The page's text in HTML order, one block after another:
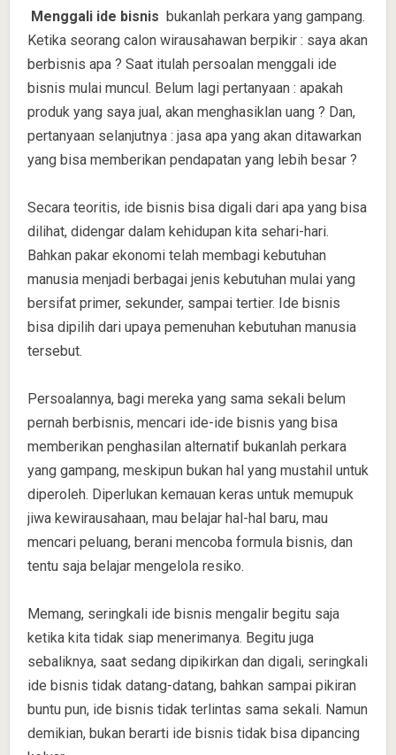
Menggali ide bisnis bukanlah perkara yang gampang.
Ketika seorang calon wirausahawan berpikir : saya akan
berbisnis apa ? Saat itulah persoalan menggali ide
bisnis mulai muncul. Belum lagi pertanyaan : apakah
produk yang saya jual, akan menghasiklan uang ? Dan,
pertanyaan selanjutnya : jasa apa yang akan ditawarkan
yang bisa memberikan pendapatan yang lebih besar ?
Secara teoritis, ide bisnis bisa digali dari apa yang bisa
dilihat, didengar dalam kehidupan kita sehari-hari.
Bahkan pakar ekonomi telah membagi kebutuhan
manusia menjadi berbagai jenis kebutuhan mulai yang
bersifat primer, sekunder, sampai tertier. Ide bisnis
bisa dipilih dari upaya pemenuhan kebutuhan manusia
tersebut.
Persoalannya, bagi mereka yang sama sekali belum
pernah berbisnis, mencari ide-ide bisnis yang bisa
memberikan penghasilan alternatif bukanlah perkara
yang gampang, meskipun bukan hal yang mustahil untuk
diperoleh. Diperlukan kemauan keras untuk memupuk
jiwa kewirausahaan, mau belajar hal-hal baru, mau
mencari peluang, berani mencoba formula bisnis, dan
tentu saja belajar mengelola resiko.
Memang, seringkali ide bisnis mengalir begitu saja
ketika kita tidak siap menerimanya. Begitu juga
sebaliknya, saat sedang dipikirkan dan digali, seringkali
ide bisnis tidak datang-datang, bahkan sampai pikiran
buntu pun, ide bisnis tidak terlintas sama sekali. Namun
demikian, bukan berarti ide bisnis tidak bisa dipancing